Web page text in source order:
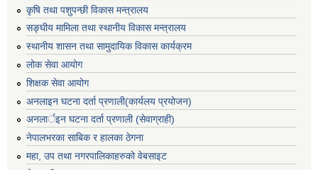
कृषि तथा पशुपन्छी विकास मन्त्रालय
सङ्घीय मामिला तथा स्थानीय विकास मन्त्रालय
स्थानीय शासन तथा सामुदायिक विकास कार्यक्रम
लोक सेवा आयोग
शिक्षक सेवा आयोग
अनलाइन घटना दर्ता प्रणाली(कार्यलय प्रयोजन)
अनलार्इन घटना दर्ता प्रणाली (सेवाग्राही)
नेपालभरका साबिक र हालका ठेगना
महा, उप तथा नगरपालिकाहरुको वेबसाइट